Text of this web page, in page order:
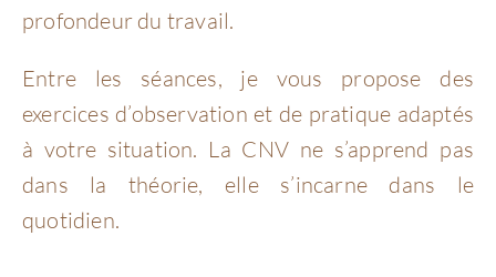
profondeur du travail.
Entre les séances, je vous propose des
exercices d’observation et de pratique adaptés
à votre situation. La CNV ne s’apprend pas
dans la théorie, elle s’incarne dans le
quotidien.